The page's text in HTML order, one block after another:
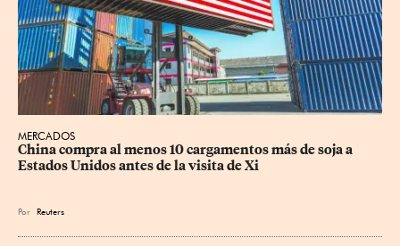
MERCADOS
China compra al menos 10 cargamentos más de soja a
Estados Unidos antes de la visita de Xi
Por Reuters